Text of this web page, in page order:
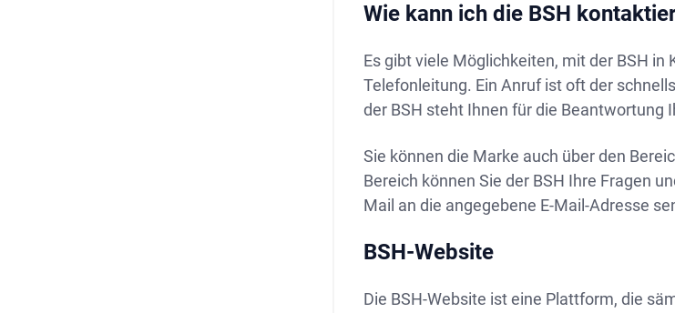
Wie kann ich die BSH
Es gibt viele Möglichkeiten, mit der BSH
Telefonleitung. Ein Anruf ist oft der
der BSH steht Ihnen für die Beantwortung
Sie können die Marke auch über den
Bereich können Sie der BSH Ihre Fragen
Mail an die angegebene E-Mail-Adresse
BSH-Website
Die BSH-Website ist eine Plattform, die